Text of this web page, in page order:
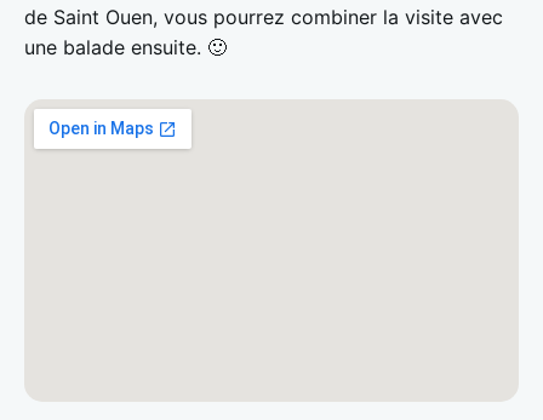
de Saint Ouen, vous pourrez combiner la visite avec
une balade ensuite. 🙂